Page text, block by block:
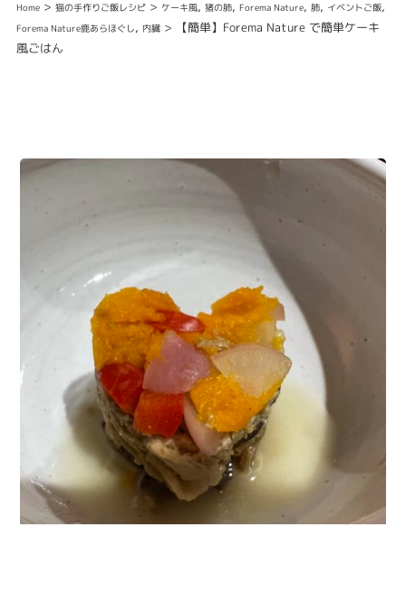
Home> 猫の手作りご飯レシピ> ケーキ風, 猪の肺, Forema Nature, 肺, イベントご飯,
Forema Nature鹿あらほぐし, 内臓>
【簡単】Forema Nature で簡単ケーキ
風ごはん